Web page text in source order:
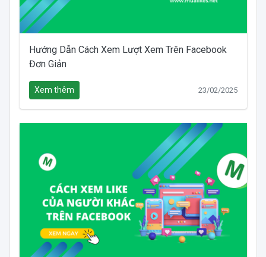
Hướng Dẫn Cách Xem Lượt Xem Trên Facebook
Đơn Giản
Xem thêm 23/02/2025